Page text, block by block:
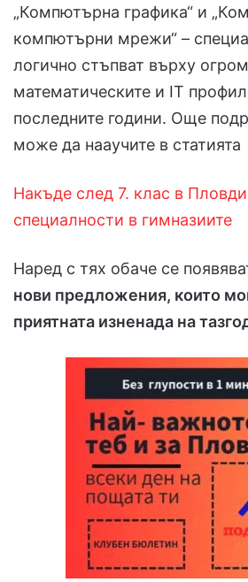
„Компютърна графика“ и
компютърни мрежи“ –
логично стъпват върху
математическите и IT
последните години. Още
може да нааучите в статията
Накъде след 7. клас в
специалности в гимназиите
Наред с тях обаче се
нови предложения, които
приятната изненада на